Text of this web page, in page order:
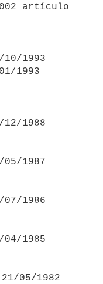
1993
1993
1988
1987
1986
1985
05/1982